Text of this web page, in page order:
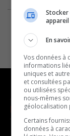
NOUVELLES
Stocker
appareil
En
Vos données à
informations
uniques et
et consultées
ou utilisées
nous-mêmes
géolocalisation
Certains
données à